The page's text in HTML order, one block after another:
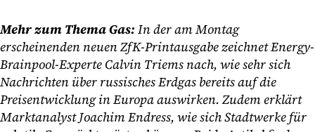
Mehr zum Thema Gas: In der am Montag
erscheinenden neuen ZfK-Printausgabe zeichnet Energy-
Brainpool-Experte Calvin Triems nach, wie sehr sich
Nachrichten über russisches Erdgas bereits auf die
Preisentwicklung in Europa auswirken. Zudem erklärt
Marktanalyst Joachim Endress, wie sich Stadtwerke für